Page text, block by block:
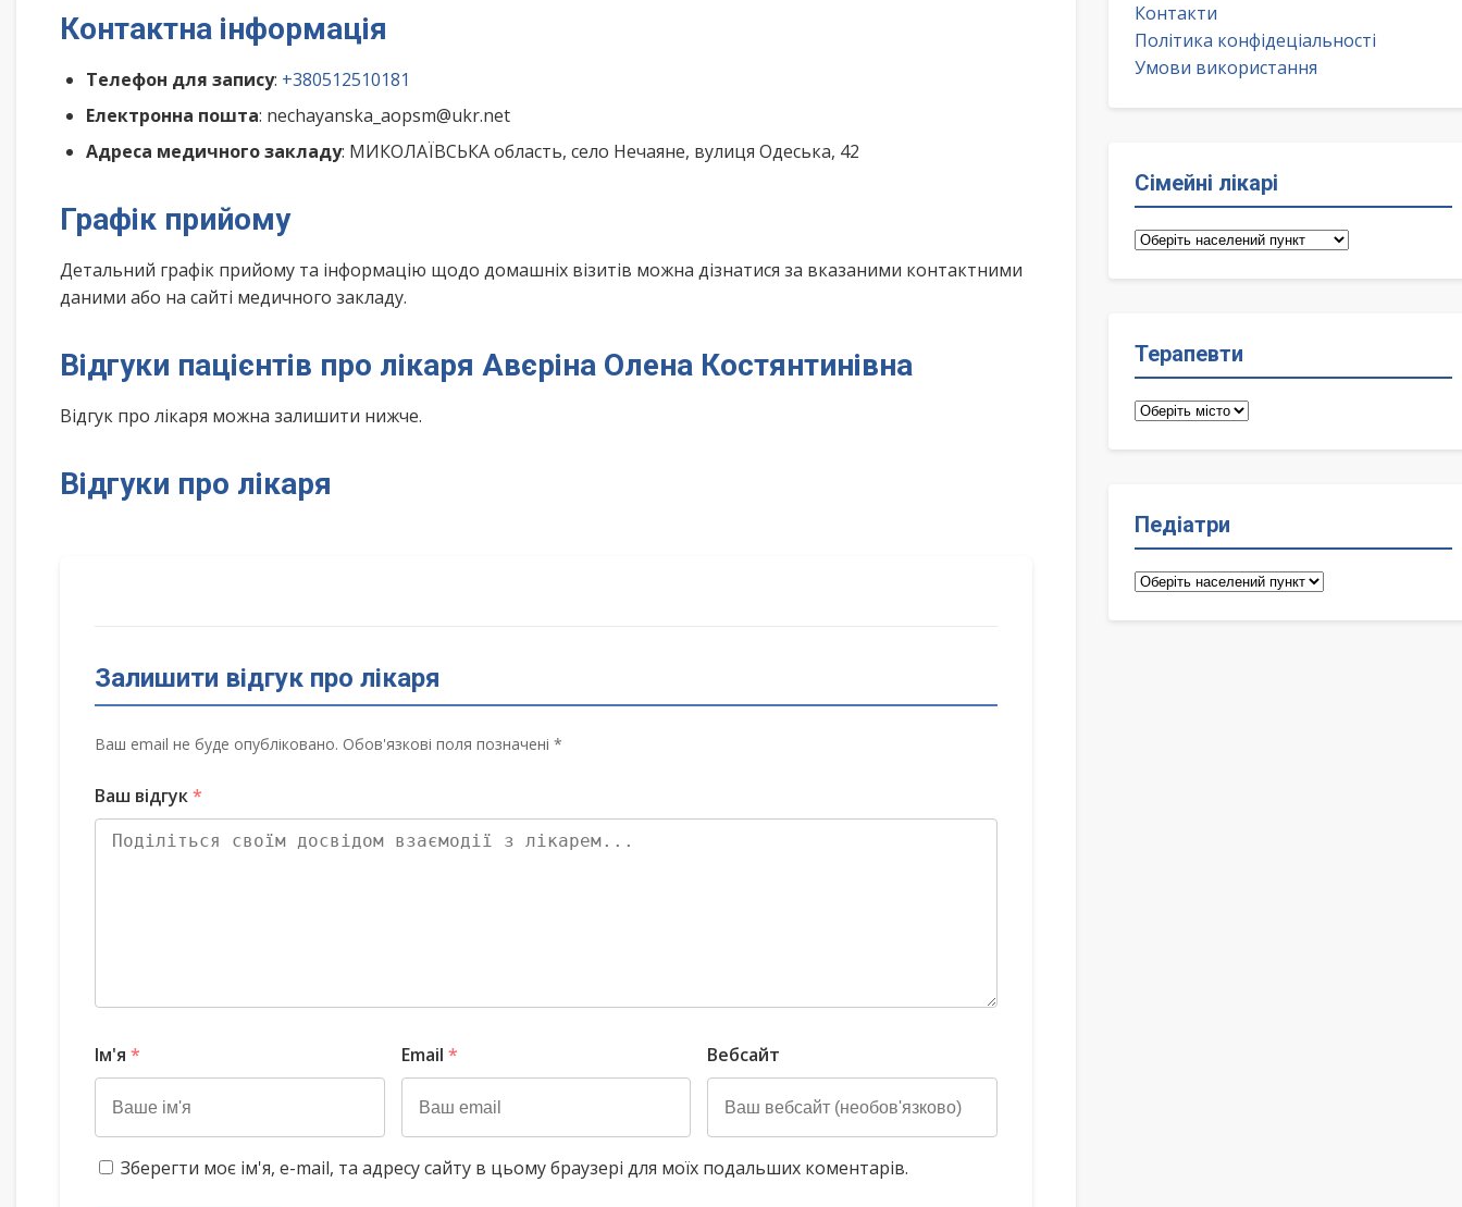
Контактна інформація
Телефон для запису: +380512510181
Електронна пошта: nechayanska_aopsm@ukr.net
Адреса медичного закладу: МИКОЛАЇВСЬКА область, село Нечаяне, вулиця Одеська, 42
Графік прийому
Детальний графік прийому та інформацію щодо домашніх візитів можна дізнатися за вказаними контактними
даними або на сайті медичного закладу.
Відгуки пацієнтів про лікаря Авєріна Олена Костянтинівна
Відгук про лікаря можна залишити нижче.
Відгуки про лікаря
Залишити відгук про лікаря
Ваш email не буде опубліковано. Обов'язкові поля позначені *
Ваш відгук*
Ім'я * Email * Вебсайт
Зберегти моє ім'я, e-mail, та адресу сайту в цьому браузері для моїх подальших коментарів.
Контакти
Політика конфідеціальності
Умови використання
Сімейні лікарі
Сімейні
Терапевти
Терапевти
Педіатри
Педіатри